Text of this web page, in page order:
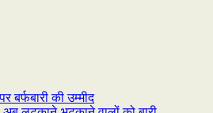
बर्फबारी की उम्मीद